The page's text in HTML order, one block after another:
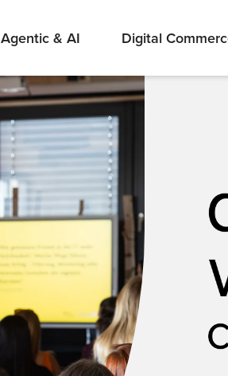
Agentic & AI Digital